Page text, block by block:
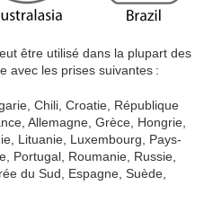
être utilisé dans la plupart des
avec les prises suivantes :
Chili, Croatie, République
Allemagne, Grèce, Hongrie,
Lituanie, Luxembourg, Pays-
Portugal, Roumanie, Russie,
du Sud, Espagne, Suède,